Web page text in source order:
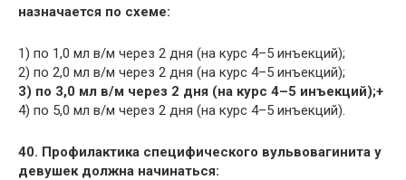
назначается по схеме:
1) по 1,0 мл в/м через 2 дня (на курс 4–5 инъекций);
2) по 2,0 мл в/м через 2 дня (на курс 4–5 инъекций);
3) по 3,0 мл в/м через 2 дня (на курс 4–5 инъекций);+
4) по 5,0 мл в/м через 2 дня (на курс 4–5 инъекций).
40. Профилактика специфического вульвовагинита у
девушек должна начинаться: